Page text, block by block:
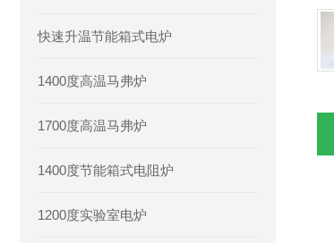
快速升温节能箱式电炉
1400度高温马弗炉
1700度高温马弗炉
1400度节能箱式电阻炉
1200度实验室电炉